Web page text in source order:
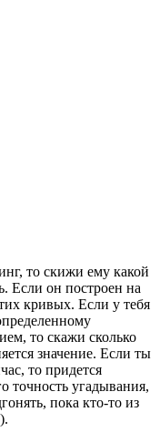
то скижи ему какой
Если он построен на
кривых. Если у тебя
то скажи сколько
значение. Если ты
то придется
точность угадывания,
пока кто-то из